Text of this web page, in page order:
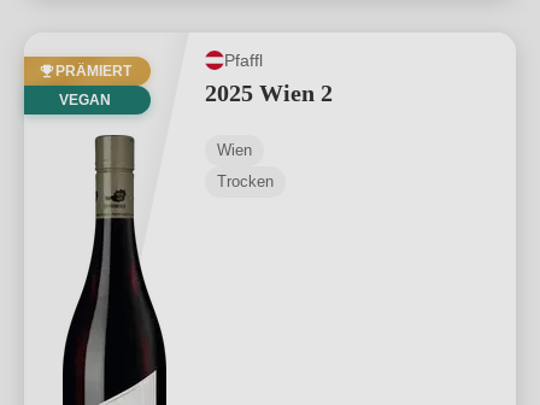
PRÄMIERT
VEGAN
Pfaffl
2025 Wien 2
Wien
Trocken